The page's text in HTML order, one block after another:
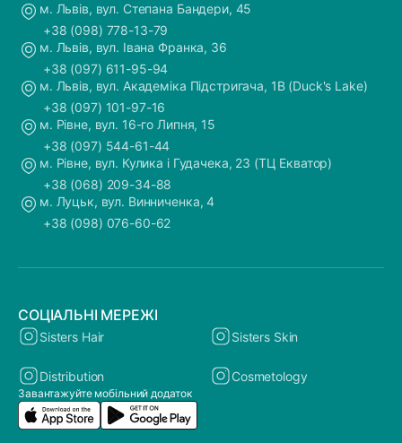
м. Львів, вул. Степана Бандери, 45
+38 (098) 778-13-79
м. Львів, вул. Івана Франка, 36
+38 (097) 611-95-94
м. Львів, вул. Академіка Підстригача, 1В (Duck's Lake)
+38 (097) 101-97-16
м. Рівне, вул. 16-го Липня, 15
+38 (097) 544-61-44
м. Рівне, вул. Кулика і Гудачека, 23 (ТЦ Екватор)
+38 (068) 209-34-88
м. Луцьк, вул. Винниченка, 4
+38 (098) 076-60-62
СОЦІАЛЬНІ МЕРЕЖІ
Sisters Hair Sisters Skin
Distribution Cosmetology
Завантажуйте мобільний додаток